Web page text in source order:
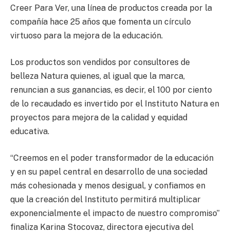
Creer Para Ver, una línea de productos creada por la
compañía hace 25 años que fomenta un círculo
virtuoso para la mejora de la educación.
Los productos son vendidos por consultores de
belleza Natura quienes, al igual que la marca,
renuncian a sus ganancias, es decir, el 100 por ciento
de lo recaudado es invertido por el Instituto Natura en
proyectos para mejora de la calidad y equidad
educativa.
“Creemos en el poder transformador de la educación
y en su papel central en desarrollo de una sociedad
más cohesionada y menos desigual, y confiamos en
que la creación del Instituto permitirá multiplicar
exponencialmente el impacto de nuestro compromiso”
finaliza Karina Stocovaz, directora ejecutiva del